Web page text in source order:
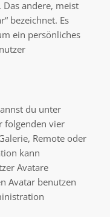
andere, meist
bezeichnet. Es
ein persönliches
du unter
folgenden vier
Remote oder
kann
Avatare
Avatar benutzen